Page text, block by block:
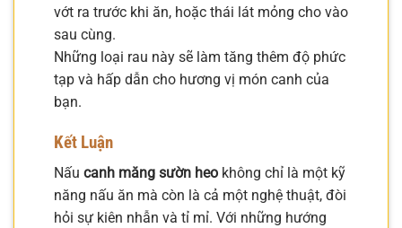
vớt ra trước khi ăn, hoặc thái lát mỏng cho vào
sau cùng.
Những loại rau này sẽ làm tăng thêm độ phức
tạp và hấp dẫn cho hương vị món canh của
bạn.
Kết Luận
Nấu canh măng sườn heo không chỉ là một kỹ
năng nấu ăn mà còn là cả một nghệ thuật, đòi
hỏi sự kiên nhẫn và tỉ mỉ. Với những hướng